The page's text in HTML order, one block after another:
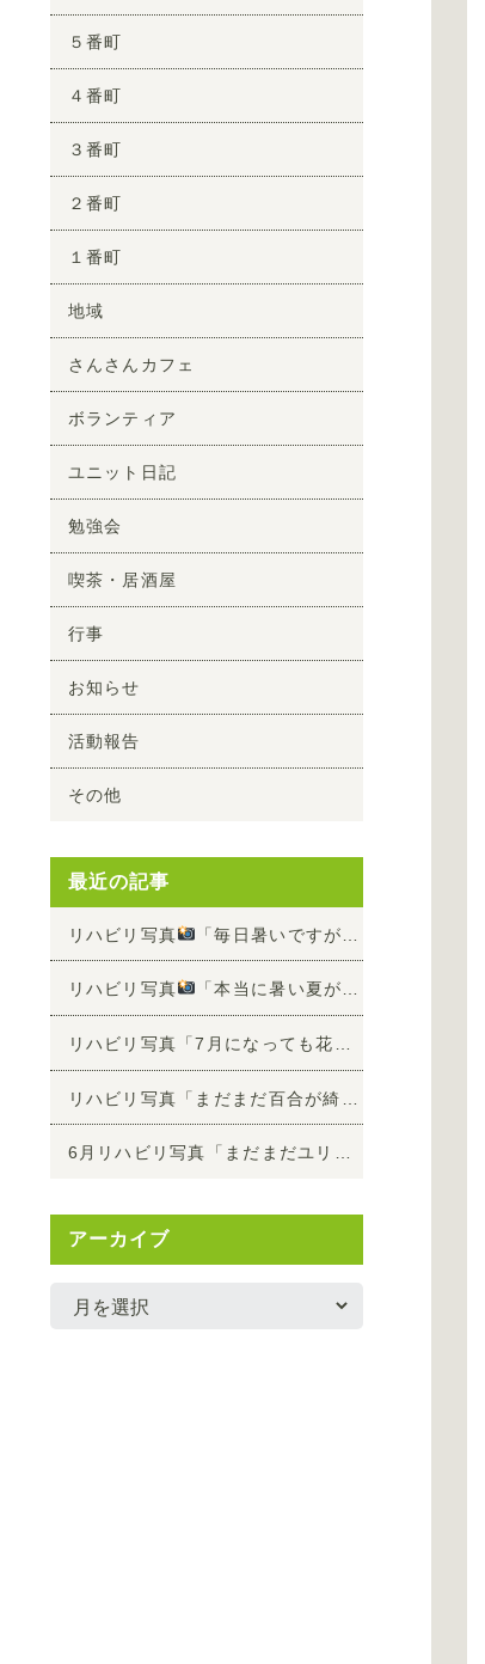
５番町
４番町
３番町
２番町
１番町
地域
さんさんカフェ
ボランティア
ユニット日記
勉強会
喫茶・居酒屋
行事
お知らせ
活動報告
その他
最近の記事
リハビリ写真 「毎日暑いですが、リハビリ頑張って頂けています
リハビリ写真 「本当に暑い夏が来ました
アーカイブ